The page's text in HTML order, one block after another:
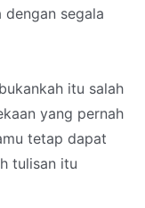
dengan segala
itu salah
yang pernah
tetap dapat
tulisan itu